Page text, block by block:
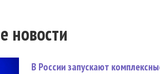
новости
В России запускают